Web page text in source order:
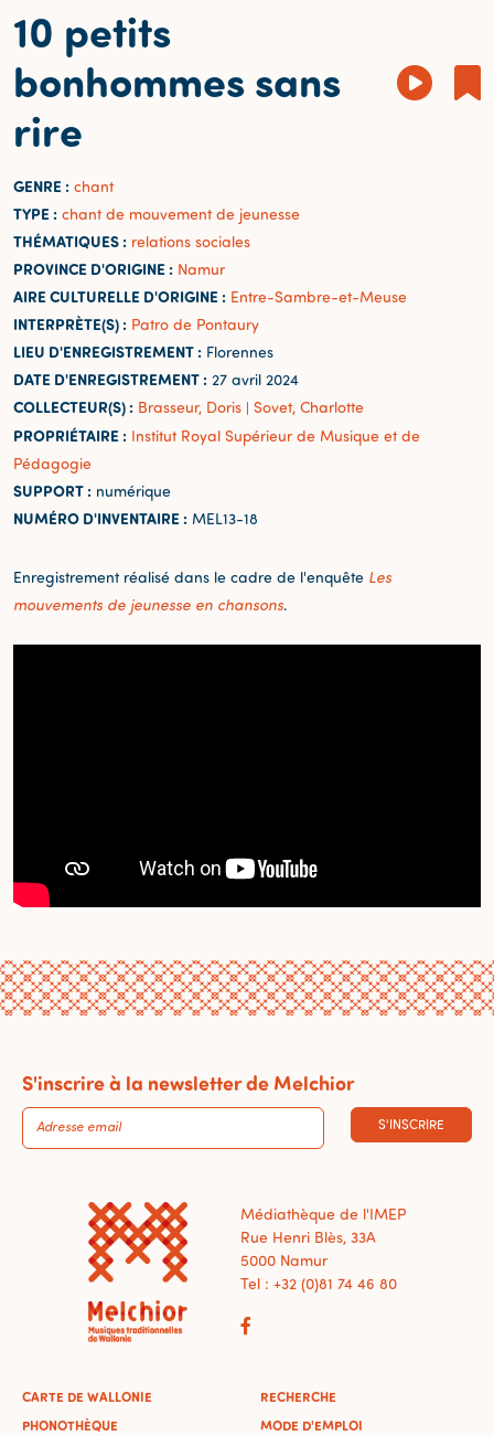
10 petits
bonhommes sans
rire
GENRE : chant
TYPE : chant de mouvement de jeunesse
THÉMATIQUES : relations sociales
PROVINCE D'ORIGINE : Namur
AIRE CULTURELLE D'ORIGINE : Entre-Sambre-et-Meuse
INTERPRÈTE(S) : Patro de Pontaury
LIEU D'ENREGISTREMENT : Florennes
DATE D'ENREGISTREMENT : 27 avril 2024
COLLECTEUR(S) : Brasseur, Doris | Sovet, Charlotte
PROPRIÉTAIRE : Institut Royal Supérieur de Musique et de
Pédagogie
SUPPORT : numérique
NUMÉRO D'INVENTAIRE : MEL13-18
Enregistrement réalisé dans le cadre de l'enquête Les
mouvements de jeunesse en chansons.
S'inscrire à la newsletter de Melchior
S'INSCRIRE
Médiathèque de l'IMEP
Rue Henri Blès, 33A
5000 Namur
Tel : +32 (0)81 74 46 80
CARTE DE WALLONIE
PHONOTHÈQUE
RECHERCHE
MODE D'EMPLOI